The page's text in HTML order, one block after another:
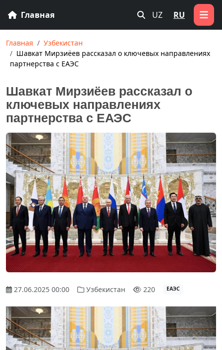
Главная UZ RU
Главная
Узбекистан
Шавкат Мирзиёев рассказал о ключевых направлениях
партнерства с ЕАЭС
Шавкат Мирзиёев рассказал о
ключевых направлениях
партнерства с ЕАЭС
27.06.2025 00:00 Узбекистан 220 ЕАЭС